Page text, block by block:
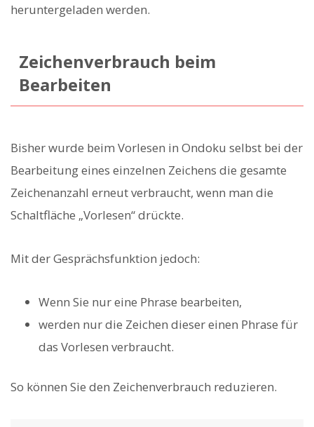
heruntergeladen werden.
Zeichenverbrauch beim
Bearbeiten
Bisher wurde beim Vorlesen in Ondoku selbst bei der
Bearbeitung eines einzelnen Zeichens die gesamte
Zeichenanzahl erneut verbraucht, wenn man die
Schaltfläche „Vorlesen“ drückte.
Mit der Gesprächsfunktion jedoch:
Wenn Sie nur eine Phrase bearbeiten,
werden nur die Zeichen dieser einen Phrase für
das Vorlesen verbraucht.
So können Sie den Zeichenverbrauch reduzieren.